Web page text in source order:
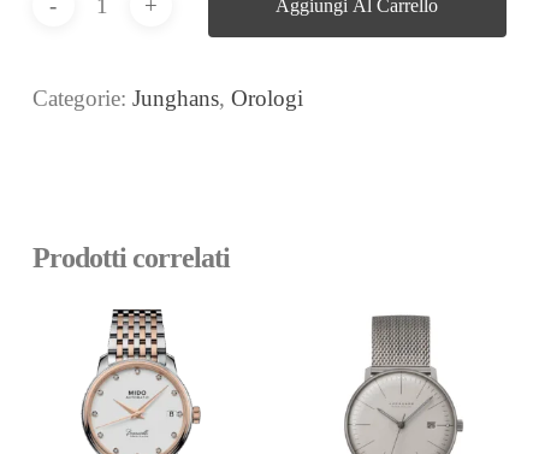
Aggiungi Al Carrello
Categorie: Junghans, Orologi
Prodotti correlati